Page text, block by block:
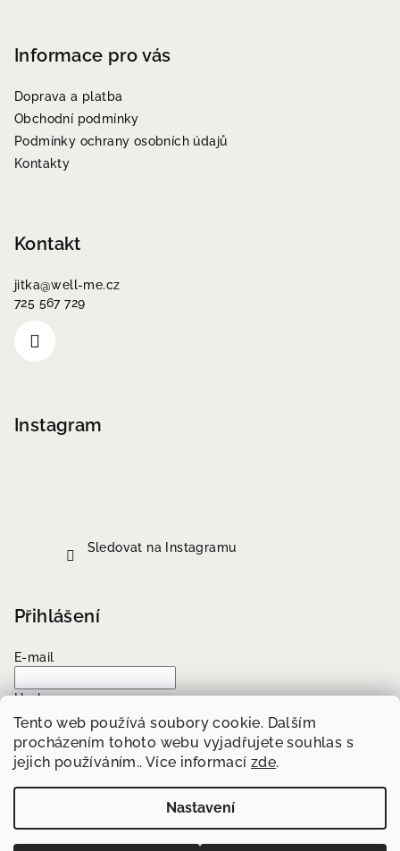
Tento web používá soubory cookie. Dalším
procházením tohoto webu vyjadřujete souhlas s
jejich používáním.. Více informací zde.
Nastavení
Informace pro vás
Doprava a platba
Obchodní podmínky
Podmínky ochrany osobních údajů
Kontakty
Kontakt
jitka@well-me.cz
725 567 729
Instagram
Sledovat na Instagramu
Přihlášení
E-mail
Heslo
Přihlásit se
Nová registraceZapomenuté heslo